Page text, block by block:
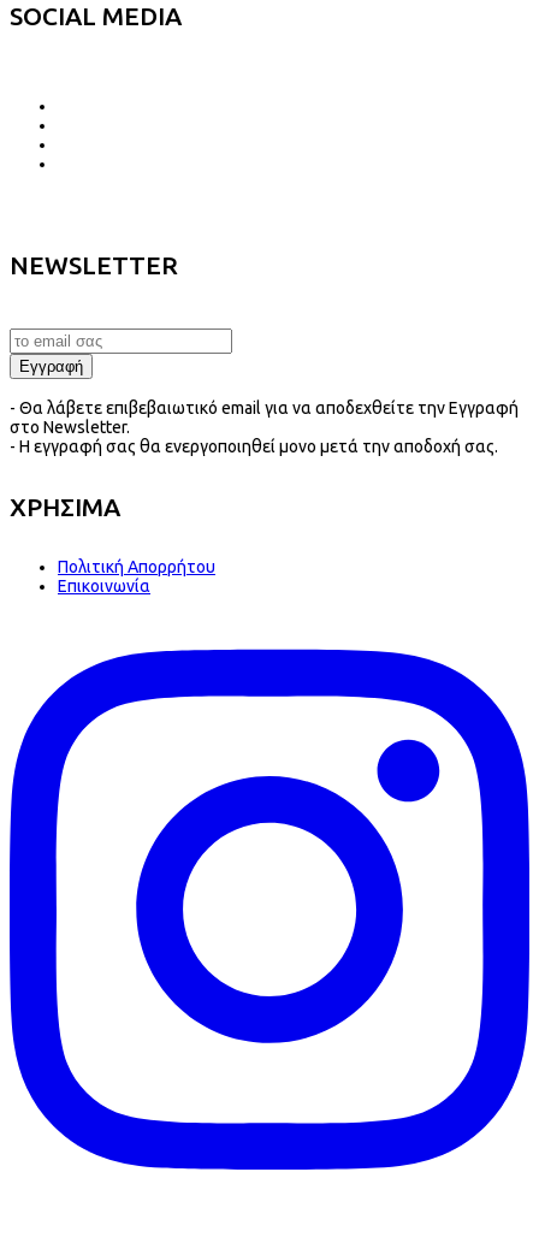
SOCIAL MEDIA
NEWSLETTER
- Θα λάβετε επιβεβαιωτικό email για να αποδεχθείτε την Εγγραφή
στο Newsletter.
- Η εγγραφή σας θα ενεργοποιηθεί μονο μετά την αποδοχή σας.
ΧΡΗΣΙΜΑ
Πολιτική Απορρήτου
Επικοινωνία